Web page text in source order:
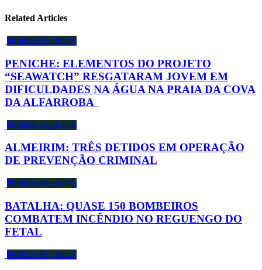
Related Articles
Notícias Regionais
PENICHE: ELEMENTOS DO PROJETO
“SEAWATCH” RESGATARAM JOVEM EM
DIFICULDADES NA ÁGUA NA PRAIA DA COVA
DA ALFARROBA
Notícias Regionais
ALMEIRIM: TRÊS DETIDOS EM OPERAÇÃO
DE PREVENÇÃO CRIMINAL
Notícias Regionais
BATALHA: QUASE 150 BOMBEIROS
COMBATEM INCÊNDIO NO REGUENGO DO
FETAL
Notícias Regionais